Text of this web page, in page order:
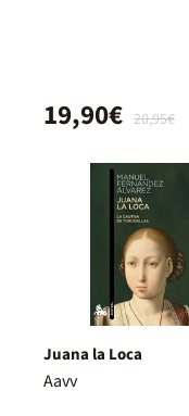
20,95€
19,90€
Juana la Loca
Aavv